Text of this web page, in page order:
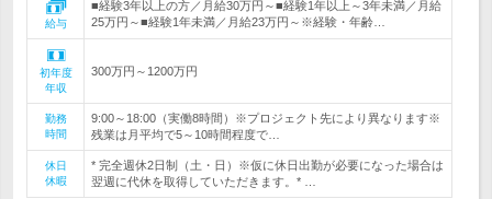
給与
■経験3年以上の方／月給30万円～■経験1年以上～3年未満／月給
25万円～■経験1年未満／月給23万円～※経験・年齢…
初年度
年収
300万円～1200万円
勤務
時間
9:00～18:00（実働8時間）※プロジェクト先により異なります※
残業は月平均で5～10時間程度で…
休日
休暇
* 完全週休2日制（土・日）※仮に休日出勤が必要になった場合は
翌週に代休を取得していただきます。* …